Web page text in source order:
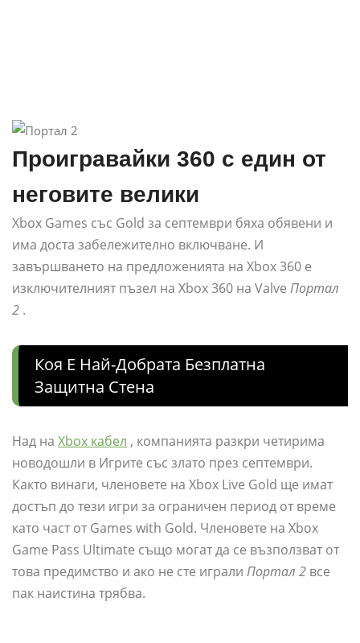
Проигравайки 360 с един от
неговите велики
Xbox Games със Gold за септември бяха обявени и
има доста забележително включване. И
завършването на предложенията на Xbox 360 е
изключителният пъзел на Xbox 360 на Valve Портал
2 .
Коя Е Най-Добрата Безплатна
Защитна Стена
Над на Xbox кабел , компанията разкри четирима
новодошли в Игрите със злато през септември.
Както винаги, членовете на Xbox Live Gold ще имат
достъп до тези игри за ограничен период от време
като част от Games with Gold. Членовете на Xbox
Game Pass Ultimate също могат да се възползват от
това предимство и ако не сте играли Портал 2 все
пак наистина трябва.